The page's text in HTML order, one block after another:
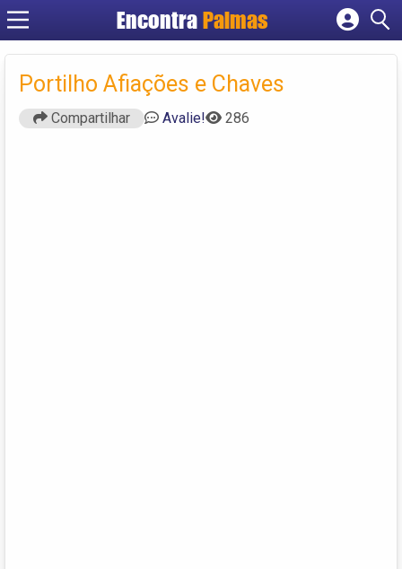
Encontra Palmas
Cadastrar empresa
Criar conta
Portilho Afiações e Chaves
Compartilhar Avalie! 286